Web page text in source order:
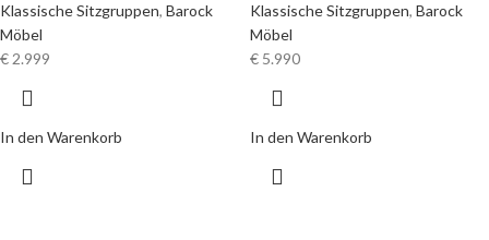
Klassische Sitzgruppen, Barock
Möbel
€2.999
In den Warenkorb
Klassische Sitzgruppen, Barock
Möbel
€ 5.990
In den Warenkorb